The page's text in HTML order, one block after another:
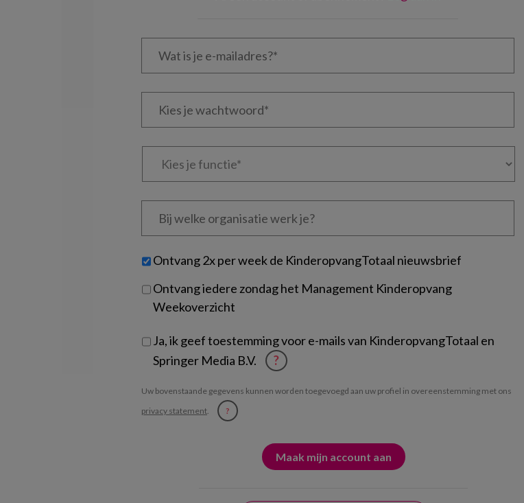
Wat
Kies
Kies
Bij
welke
je?
Untitled
Ontvang 2x per week de KinderopvangTotaal nieuwsbrief
Ontvang iedere zondag het Management Kinderopvang
Weekoverzicht
Ja, ik geef toestemming voor e-mails van KinderopvangTotaal en
Springer Media B.V.
?
Uw bovenstaande gegevens kunnen worden toegevoegd aan uw profiel in overeenstemming met ons
privacy statement. ?